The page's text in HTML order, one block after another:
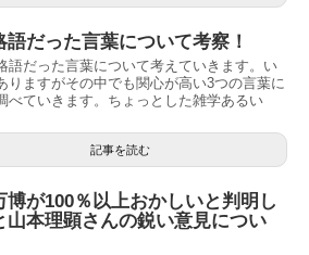
語だった言葉について考察！
語だった言葉について考えていきます。い
りますがその中でも関心が高い3つの言葉に
べていきます。ちょっとした雑学あるい
記事を読む
博が100％以上おかしいと判明し
山本理顕さんの鋭い意見につい